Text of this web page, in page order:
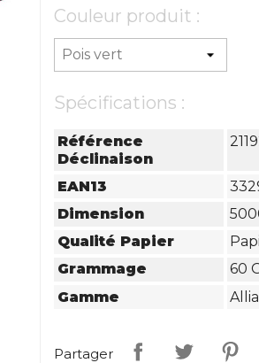
Couleur produit :
Spécifications :
Référence
Déclinaison
EAN13
Dimension
Qualité Papier
Grammage
60
Gamme
Partager